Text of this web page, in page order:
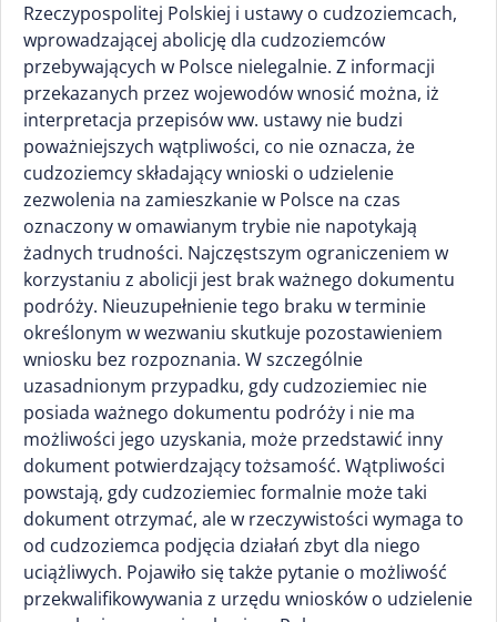
Rzeczypospolitej Polskiej i ustawy o cudzoziemcach,
wprowadzającej abolicję dla cudzoziemców
przebywających w Polsce nielegalnie. Z informacji
przekazanych przez wojewodów wnosić można, iż
interpretacja przepisów ww. ustawy nie budzi
poważniejszych wątpliwości, co nie oznacza, że
cudzoziemcy składający wnioski o udzielenie
zezwolenia na zamieszkanie w Polsce na czas
oznaczony w omawianym trybie nie napotykają
żadnych trudności. Najczęstszym ograniczeniem w
korzystaniu z abolicji jest brak ważnego dokumentu
podróży. Nieuzupełnienie tego braku w terminie
określonym w wezwaniu skutkuje pozostawieniem
wniosku bez rozpoznania. W szczególnie
uzasadnionym przypadku, gdy cudzoziemiec nie
posiada ważnego dokumentu podróży i nie ma
możliwości jego uzyskania, może przedstawić inny
dokument potwierdzający tożsamość. Wątpliwości
powstają, gdy cudzoziemiec formalnie może taki
dokument otrzymać, ale w rzeczywistości wymaga to
od cudzoziemca podjęcia działań zbyt dla niego
uciążliwych. Pojawiło się także pytanie o możliwość
przekwalifikowywania z urzędu wniosków o udzielenie